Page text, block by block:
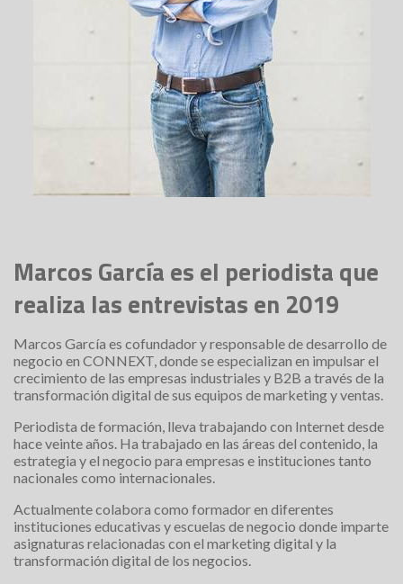
Marcos García es el periodista que
realiza las entrevistas en 2019
Marcos García es cofundador y responsable de desarrollo de
negocio en CONNEXT, donde se especializan en impulsar el
crecimiento de las empresas industriales y B2B a través de la
transformación digital de sus equipos de marketing y ventas.
Periodista de formación, lleva trabajando con Internet desde
hace veinte años. Ha trabajado en las áreas del contenido, la
estrategia y el negocio para empresas e instituciones tanto
nacionales como internacionales.
Actualmente colabora como formador en diferentes
instituciones educativas y escuelas de negocio donde imparte
asignaturas relacionadas con el marketing digital y la
transformación digital de los negocios.